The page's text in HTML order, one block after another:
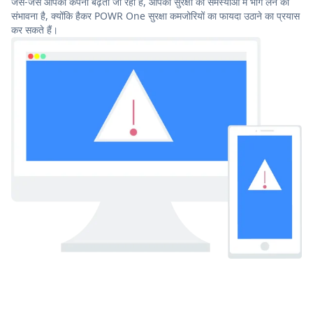
संभावना है, क्योंकि हैकर POWR One सुरक्षा कमजोरियों का फायदा उठाने का प्रयास
कर सकते हैं।